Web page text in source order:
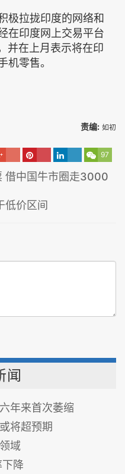
极拉拢印度的网络和
在印度网上交易平台
并在上月表示将在印
机零售。
责编: 如初
97
借中国牛市圈走3000
低价区间
闻
年来首次萎缩
或将超预期
域
降